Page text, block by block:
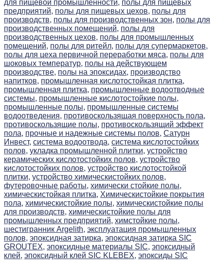
для пищевой промышленности, полы для пищевых
предприятий, полы для пищевых цехов, полы для
производств, полы для производственных зон, полы для
производственных помещений, полы для
производственных цехов, полы для промышленных
помещений, полы для ритейл, полы для супермаркетов,
полы для цеха первичной переработки мяса, полы для
шоковых температур, полы на действующем
производстве, полы на эпоксидах, производство
напитков, промышленная кислотостойкая плитка,
промышленная плитка, промышленные водоотводные
системы, промышленные кислотостойкие полы,
промышленные полы, промышленные системы
водоотведения, противоскользящая поверхность пола,
противоскользящие полы, противоскользящий эффект
пола, прочные и надежные системы полов, Сатурн
Инвест, система водоотвода, система кислотостойких
полов, укладка промышленной плитки, устройство
керамических кислотостойких полов, устройство
кислотостойких полов, устройство кислотостойкой
плитки, устройство химическистойких полов,
футеровочные работы, химически стойкие полы,
химическистойкая плитка, Химическистойкие покрытия
пола, химическистойкие полы, химическистойкие полы
для производств, химическистойкие полы для
промышленных предприятий, химстойкие полы,
шестигранник Argelith, эксплуатация промышленных
полов, эпоксидная затирка, эпоксидная затирка SIC
GROUTEX, эпоксидные материалы SIC, эпоксидный
клей, эпоксидный клей SIC KLEBEX, эпоксиды SIC